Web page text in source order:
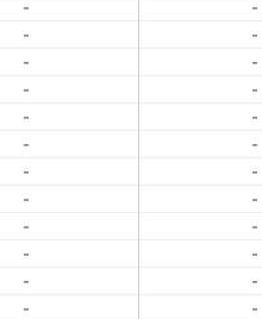
- -
- -
- -
- -
- -
- -
- -
- -
- -
- -
- -
- -